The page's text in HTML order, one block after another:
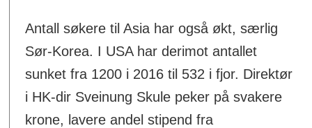
Antall søkere til Asia har også økt, særlig
Sør-Korea. I USA har derimot antallet
sunket fra 1200 i 2016 til 532 i fjor. Direktør
i HK-dir Sveinung Skule peker på svakere
krone, lavere andel stipend fra